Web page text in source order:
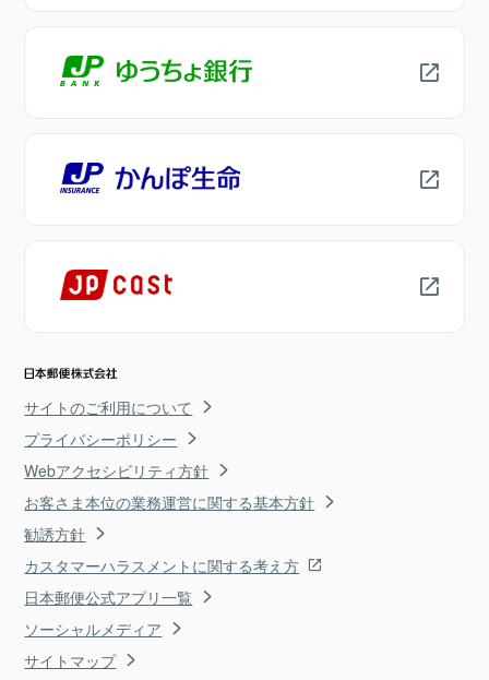
サイトのご利用について
プライバシーポリシー
Webアクセシビリティ方針
お客さま本位の業務運営に関する基本方針
勧誘方針
カスタマーハラスメントに関する考え方
日本郵便公式アプリ一覧
ソーシャルメディア
サイトマップ